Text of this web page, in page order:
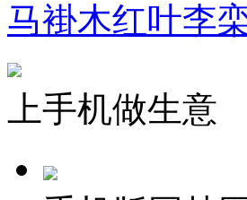
马褂木红叶李
上手机做生意